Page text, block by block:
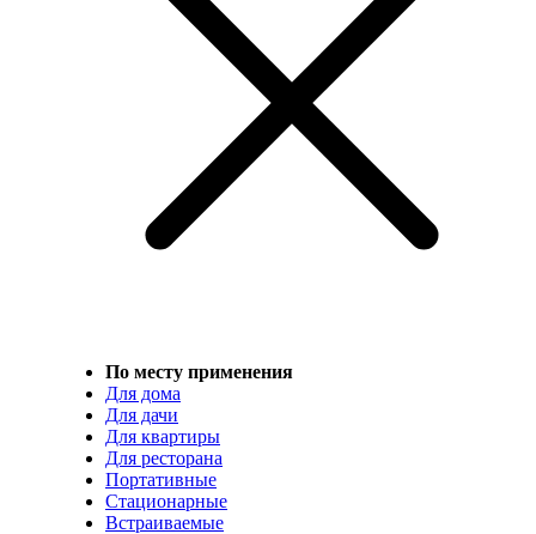
По месту применения
Для дома
Для дачи
Для квартиры
Для ресторана
Портативные
Стационарные
Встраиваемые